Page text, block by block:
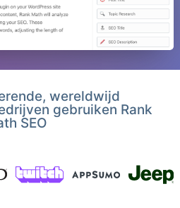
wereldwijd
gebruiken Rank
SEO